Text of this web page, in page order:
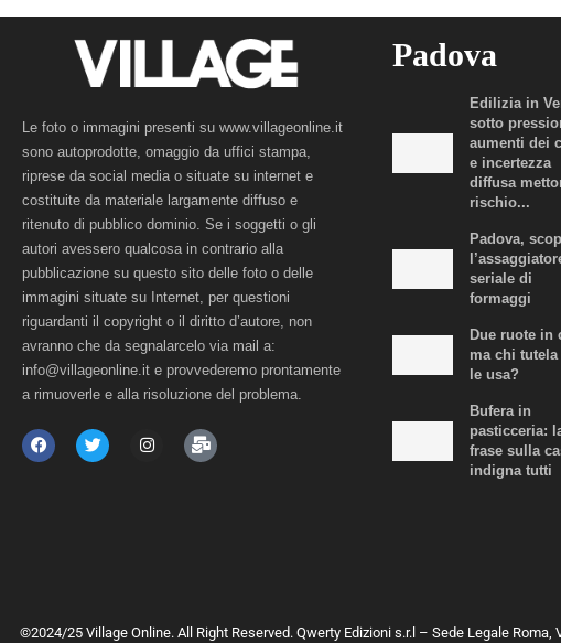
Le foto o immagini presenti su www.villageonline.it
sono autoprodotte, omaggio da uffici stampa,
riprese da social media o situate su internet e
costituite da materiale largamente diffuso e
ritenuto di pubblico dominio. Se i soggetti o gli
autori avessero qualcosa in contrario alla
pubblicazione su questo sito delle foto o delle
immagini situate su Internet, per questioni
riguardanti il copyright o il diritto d’autore, non
avranno che da segnalarcelo via mail a:
info@villageonline.it e provvederemo prontamente
a rimuoverle e alla risoluzione del problema.
Padova
Edilizia in
sotto
aumenti dei
e incertezza
diffusa
rischio...
Padova,
seriale di
formaggi
Due ruote in
ma chi tutela
le usa?
Bufera in
pasticceria:
frase sulla
indigna tutti
©2024/25 Village Online. All Right Reserved. Qwerty Edizioni s.r.l – Sede Legale